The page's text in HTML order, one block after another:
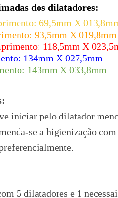
dos dilatadores:
69,5mm X
93,5mm X 019,8mm
118,5mm X
134mm X 027,5mm
143mm X 033,8mm
iniciar pelo dilatador
se a higienização
5 dilatadores e 1